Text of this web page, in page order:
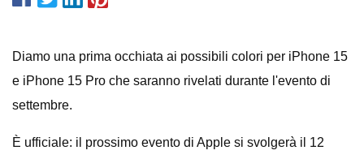
Diamo una prima occhiata ai possibili colori per iPhone 15
e iPhone 15 Pro che saranno rivelati durante l'evento di
settembre.
È ufficiale: il prossimo evento di Apple si svolgerà il 12